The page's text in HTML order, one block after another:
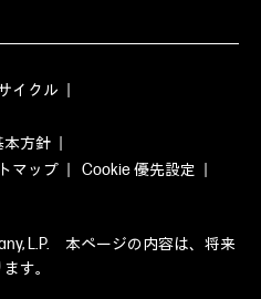
イクル
本方針
マップ
Cookie 優先設定
L.P. 本ページの内容は、将来
す。